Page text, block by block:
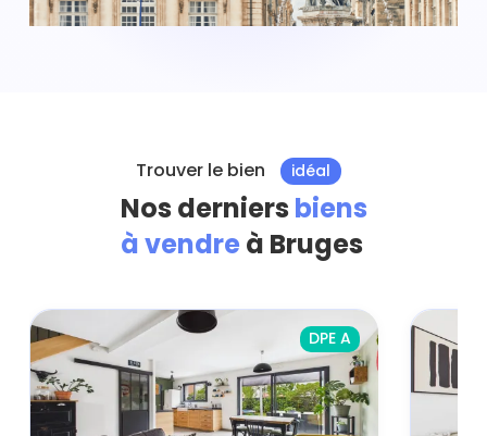
Trouver le bien idéal
Nos derniers biens
à vendre à Bruges
DPE A